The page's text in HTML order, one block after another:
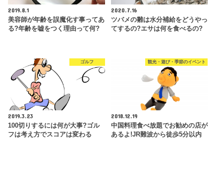
2019.8.1
美容師が年齢を誤魔化す事ってあ
る?年齢を嘘をつく理由って何?
2020.7.16
ツバメの雛は水分補給をどうやっ
てするの?エサは何を食べるの?
ゴルフ
2019.3.23
100切りするには何が大事?ゴル
フは考え方でスコアは変わる
観光・遊び・季節のイベント
2018.12.19
中国料理食べ放題でお勧めの店が
あるよ!JR難波から徒歩5分以内